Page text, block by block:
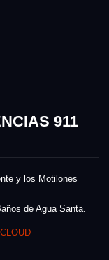
911
y los Motilones
de Agua Santa.